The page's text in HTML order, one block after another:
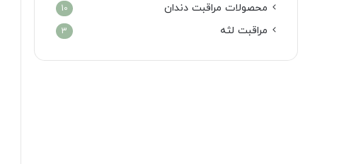
محصولات مراقبت دندان 10
مراقبت لثه 3